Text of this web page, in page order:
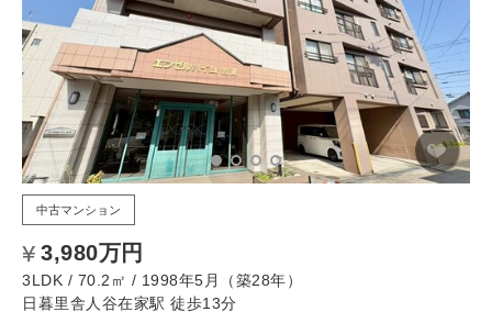
中古マンション
3,980万円
3LDK / 70.2㎡ / 1998年5月（築28年）
日暮里舎人谷在家駅 徒歩13分